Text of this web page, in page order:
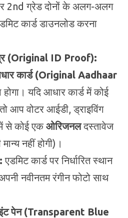
2nd ग्रेड दोनों के अलग-अलग
कार्ड डाउनलोड करना
(Original ID Proof):
कार्ड (Original Aadhaar
यदि आधार कार्ड में कोई
आप वोटर आईडी, ड्राइविंग
में से कोई एकओरिजनलदस्तावेज
नहीं होगी)।
एडमिट कार्ड पर निर्धारित स्थान
नवीनतम रंगीन फोटो साथ
पेन (Transparent Blue